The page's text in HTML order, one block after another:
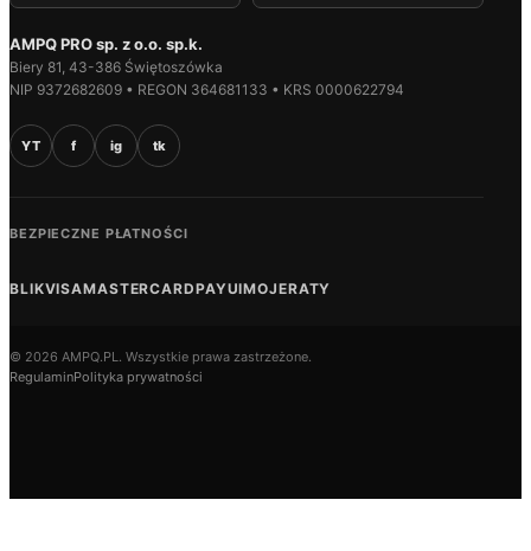
AMPQ PRO sp. z o.o. sp.k.
Biery 81, 43-386 Świętoszówka
NIP 9372682609 • REGON 364681133 • KRS 0000622794
YT f ig tk
BEZPIECZNE PŁATNOŚCI
BLIKVISAMASTERCARDPAYUIMOJERATY
© 2026 AMPQ.PL. Wszystkie prawa zastrzeżone.
RegulaminPolityka prywatności